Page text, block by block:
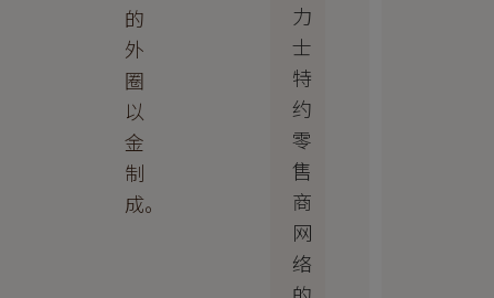
的
外
圈
以
金
制
成。
力
士
特
约
零
售
商
网
络